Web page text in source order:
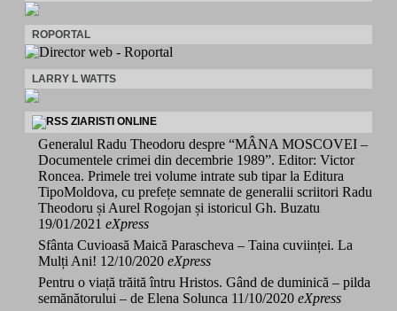
ROPORTAL
LARRY L WATTS
ZIARISTI ONLINE
Generalul Radu Theodoru despre “MÂNA MOSCOVEI –
Documentele crimei din decembrie 1989”. Editor: Victor
Roncea. Primele trei volume intrate sub tipar la Editura
TipoMoldova, cu prefețe semnate de generalii scriitori Radu
Theodoru și Aurel Rogojan și istoricul Gh. Buzatu
19/01/2021 eXpress
Sfânta Cuvioasă Maică Parascheva – Taina cuviinței. La
Mulți Ani! 12/10/2020 eXpress
Pentru o viață trăită întru Hristos. Gând de duminică – pilda
semănătorului – de Elena Solunca 11/10/2020 eXpress